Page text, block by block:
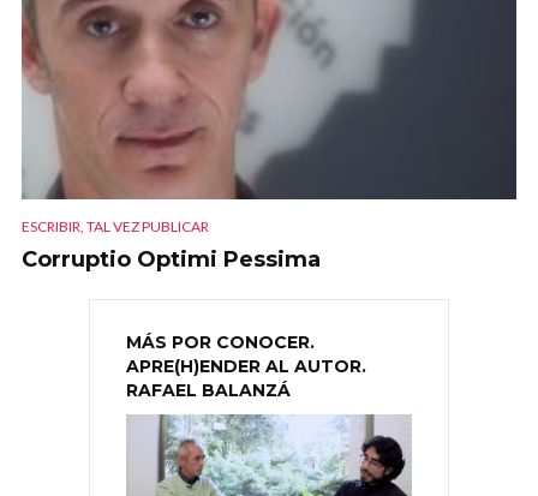
ESCRIBIR, TAL VEZ PUBLICAR
Corruptio Optimi Pessima
MÁS POR CONOCER.
APRE(H)ENDER AL AUTOR.
RAFAEL BALANZÁ